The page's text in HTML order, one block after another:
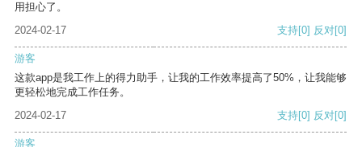
用担心了。
2024-02-17
支持[0] 反对[0]
游客
这款app是我工作上的得力助手，让我的工作效率提高了50%，让我能够
更轻松地完成工作任务。
2024-02-17
支持[0] 反对[0]
游客